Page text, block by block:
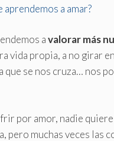
aprendemos a amar?
avalorar más
vida propia, a no girar
que se nos cruza… nos
por amor, nadie
pero muchas veces las